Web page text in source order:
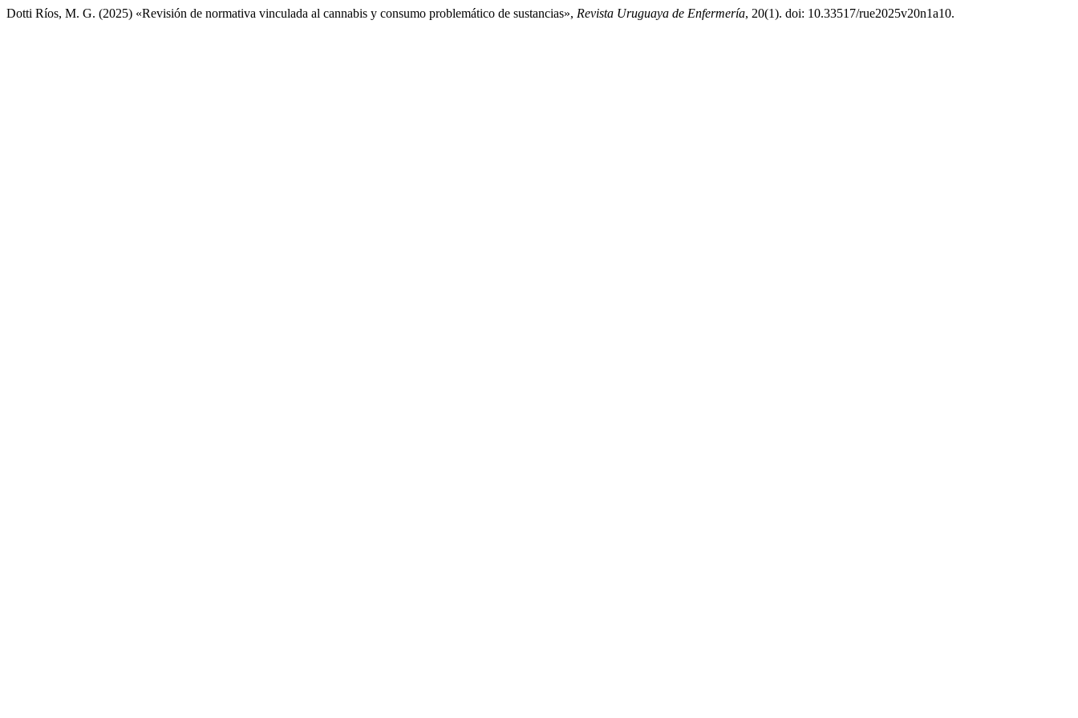
Dotti Ríos, M. G. (2025) «Revisión de normativa vinculada al cannabis y consumo problemático de sustancias», Revista Uruguaya de Enfermería, 20(1). doi: 10.33517/rue2025v20n1a10.